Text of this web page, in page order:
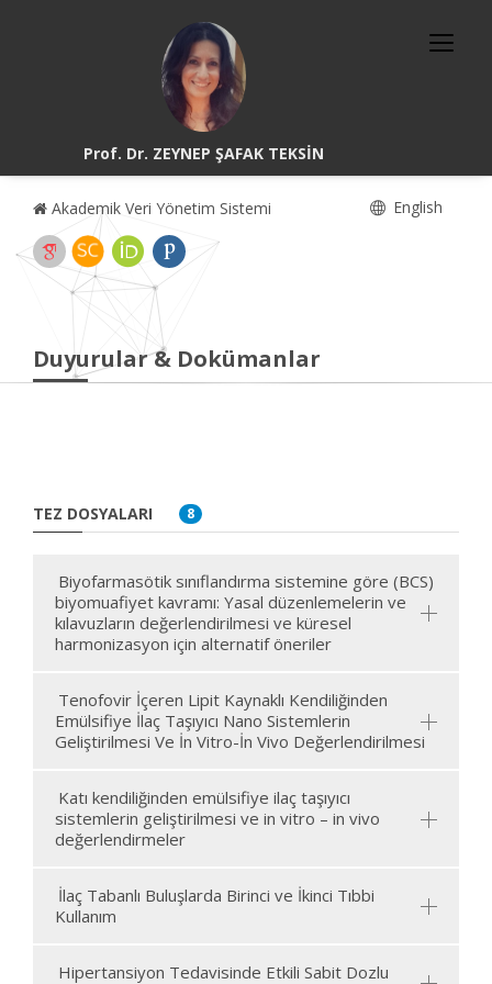
Prof. Dr. ZEYNEP ŞAFAK TEKSİN
Akademik Veri Yönetim Sistemi English
Duyurular & Dokümanlar
TEZ DOSYALARI 8
Biyofarmasötik sınıflandırma sistemine göre (BCS)
biyomuafiyet kavramı: Yasal düzenlemelerin ve
kılavuzların değerlendirilmesi ve küresel
harmonizasyon için alternatif öneriler
Tenofovir İçeren Lipit Kaynaklı Kendiliğinden
Emülsifiye İlaç Taşıyıcı Nano Sistemlerin
Geliştirilmesi Ve İn Vitro-İn Vivo Değerlendirilmesi
Katı kendiliğinden emülsifiye ilaç taşıyıcı
sistemlerin geliştirilmesi ve in vitro – in vivo
değerlendirmeler
İlaç Tabanlı Buluşlarda Birinci ve İkinci Tıbbi
Kullanım
Hipertansiyon Tedavisinde Etkili Sabit Dozlu